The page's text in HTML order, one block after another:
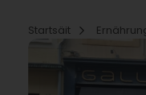
Startsäit